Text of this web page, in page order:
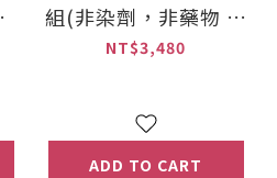
組(非染劑，非藥物 賦
黑灰髮) 原價3,480元
NT$3,480
ADD TO CART